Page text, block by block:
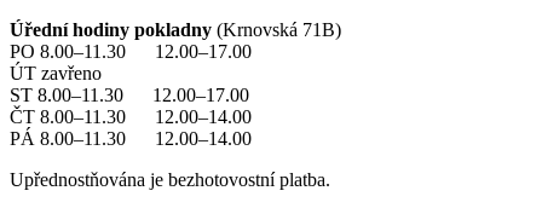
Úřední hodiny pokladny (Krnovská 71B)
PO 8.00–11.30 12.00–17.00
ÚT zavřeno
ST 8.00–11.30 12.00–17.00
ČT 8.00–11.30 12.00–14.00
PÁ 8.00–11.30 12.00–14.00
Upřednostňována je bezhotovostní platba.